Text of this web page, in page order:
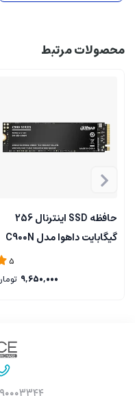
محصولات مرتبط
حافظه SSD اینترنال 256
گیگابایت داهوا مدل C900N
5
9,650,000